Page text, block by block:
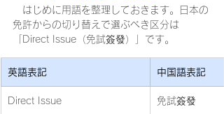
はじめに用語を整理しておきます。日本の
免許からの切り替えで選ぶべき区分は
「Direct Issue（免試簽發）」です。
英語表記 中国語表記
Direct Issue 免試簽發